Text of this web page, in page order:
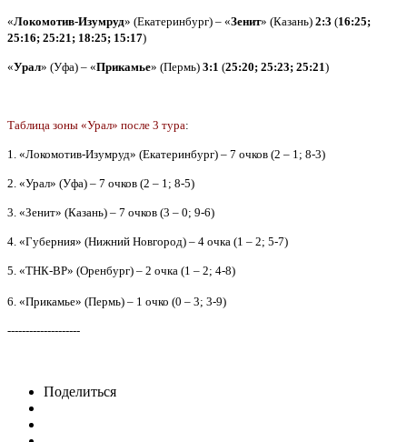
«Локомотив-Изумруд» (Екатеринбург) – «Зенит» (Казань) 2:3 (16:25;
25:16; 25:21; 18:25; 15:17)
«Урал» (Уфа) – «Прикамье» (Пермь) 3:1 (25:20; 25:23; 25:21)
Таблица зоны «Урал» после 3 тура:
1. «Локомотив-Изумруд» (Екатеринбург) – 7 очков (2 – 1; 8-3)
2. «Урал» (Уфа) – 7 очков (2 – 1; 8-5)
3. «Зенит» (Казань) – 7 очков (3 – 0; 9-6)
4. «Губерния» (Нижний Новгород) – 4 очка (1 – 2; 5-7)
5. «ТНК-ВР» (Оренбург) – 2 очка (1 – 2; 4-8)
6. «Прикамье» (Пермь) – 1 очко (0 – 3; 3-9)
--------------------
Поделиться